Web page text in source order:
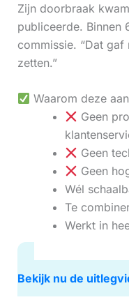
Zijn doorbraak
publiceerde. Binnen
commissie. “Dat
zetten.”
Waarom deze
Geen
Geen
Geen
Wél
Te
Werkt in
Bekijk nu de